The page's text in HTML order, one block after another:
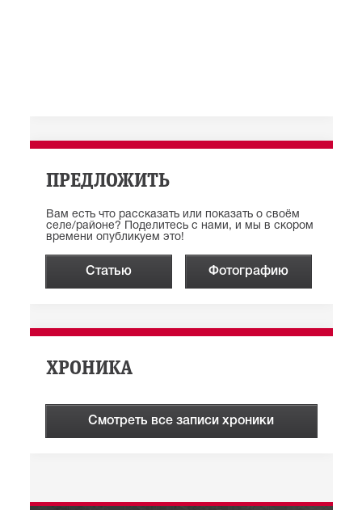
ПРЕДЛОЖИТЬ
Вам есть что рассказать или показать о своём
селе/районе? Поделитесь с нами, и мы в скором
времени опубликуем это!
Статью Фотографию
ХРОНИКА
Смотреть все записи хроники